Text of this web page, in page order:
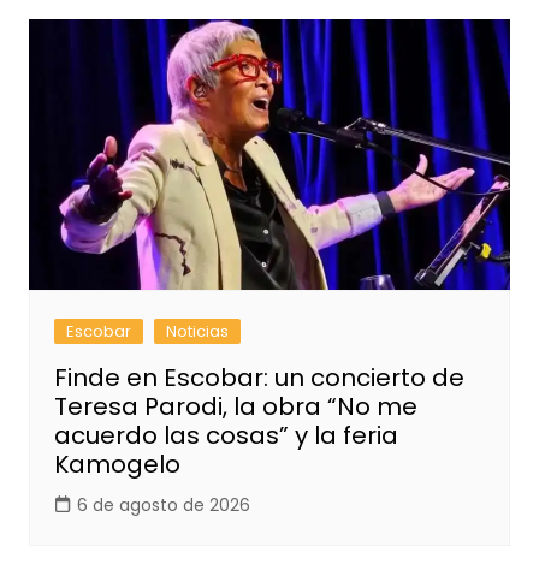
Escobar Noticias
Finde en Escobar: un concierto de
Teresa Parodi, la obra “No me
acuerdo las cosas” y la feria
Kamogelo
6 de agosto de 2026